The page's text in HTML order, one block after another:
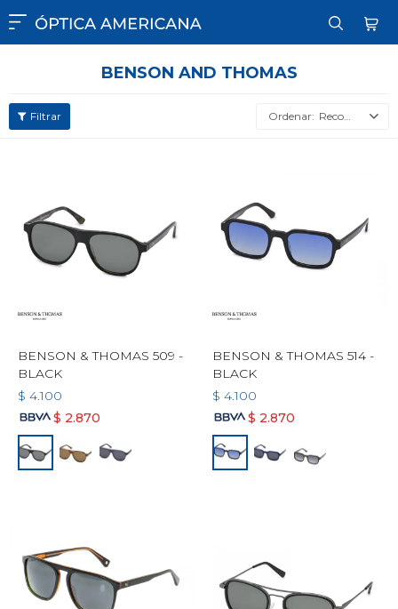

BENSON AND THOMAS
Recomendados
BENSON & THOMAS 509 -
BLACK
$ 4.100
$ 2.870
BENSON & THOMAS 514 -
BLACK
$ 4.100
$ 2.870